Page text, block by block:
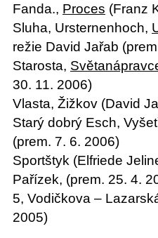
Fanda., Proces (Franz
Sluha, Ursternenhoch,
režie David Jařab
Starosta,
30. 11. 2006)
Vlasta, Žižkov (David
Starý dobrý Esch,
(prem. 7. 6. 2006)
Sportštyk (Elfriede
Pařízek, (prem. 25. 4.
5, Vodičkova –
2005)